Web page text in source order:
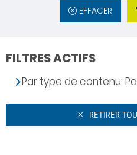
EFFACER
FILTRES ACTIFS
Par type de contenu:
RETIRER